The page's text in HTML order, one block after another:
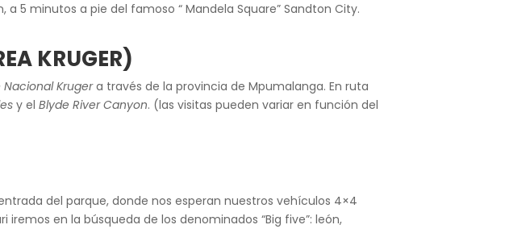
5 minutos a pie del famoso “ Mandela Square” Sandton City.
KRUGER)
Nacional Krugera través de la provincia de Mpumalanga. En ruta
y elBlyde River Canyon. (las visitas pueden variar en función del
del parque, donde nos esperan nuestros vehículos 4×4
en la búsqueda de los denominados “Big five”: león,